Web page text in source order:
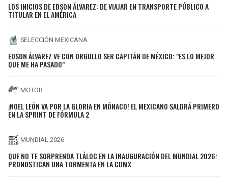
LOS INICIOS DE EDSON ÁLVAREZ: DE VIAJAR EN TRANSPORTE PÚBLICO A
TITULAR EN EL AMÉRICA
SELECCIÓN MEXICANA
EDSON ÁLVAREZ VE CON ORGULLO SER CAPITÁN DE MÉXICO: "ES LO MEJOR
QUE ME HA PASADO"
MOTOR
¡NOEL LEÓN VA POR LA GLORIA EN MÓNACO! EL MEXICANO SALDRÁ PRIMERO
EN LA SPRINT DE FÓRMULA 2
MUNDIAL 2026
QUE NO TE SORPRENDA TLÁLOC EN LA INAUGURACIÓN DEL MUNDIAL 2026:
PRONOSTICAN UNA TORMENTA EN LA CDMX